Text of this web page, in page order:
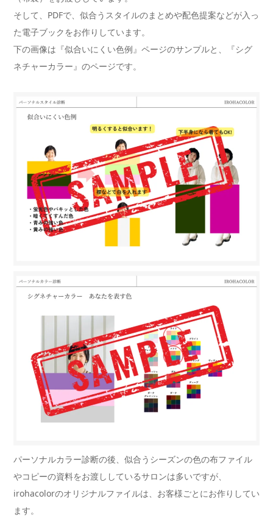
そして、PDFで、似合うスタイルのまとめや配色提案などが入っ
た電子ブックをお作りしています。
下の画像は『似合いにくい色例』ページのサンプルと、『シグ
ネチャーカラー』のページです。
パーソナルカラー診断の後、似合うシーズンの色の布ファイル
やコピーの資料をお渡ししているサロンは多いですが、
irohacolorのオリジナルファイルは、お客様ごとにお作りしてい
ます。